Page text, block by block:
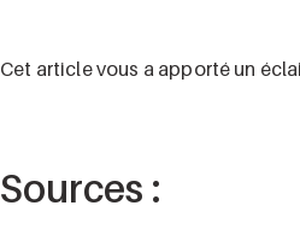
Cet article vous a apporté un
Sources :